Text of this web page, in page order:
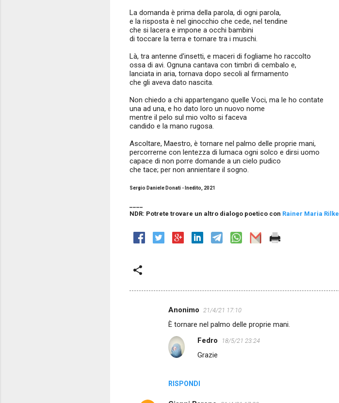
La domanda è prima della parola, di ogni parola,
e la risposta è nel ginocchio che cede, nel tendine
che si lacera e impone a occhi bambini
di toccare la terra e tornare tra i muschi.
Là, tra antenne d'insetti, e maceri di fogliame ho raccolto
ossa di avi. Ognuna cantava con timbri di cembalo e,
lanciata in aria, tornava dopo secoli al firmamento
che gli aveva dato nascita.
Non chiedo a chi appartengano quelle Voci, ma le ho contate
una ad una, e ho dato loro un nuovo nome
mentre il pelo sul mio volto si faceva
candido e la mano rugosa.
Ascoltare, Maestro, è tornare nel palmo delle proprie mani,
percorrerne con lentezza di lumaca ogni solco e dirsi uomo
capace di non porre domande a un cielo pudico
che tace; per non annientare il sogno.
Sergio Daniele Donati - Inedito, 2021
____
NDR: Potrete trovare un altro dialogo poetico con Rainer Maria Rilke
Anonimo 21/4/21 17:10
È tornare nel palmo delle proprie mani.
RISPONDI
Fedro 18/5/21 23:24
Grazie